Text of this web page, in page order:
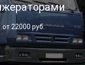
от 22000 руб.